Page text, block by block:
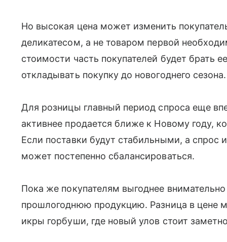
Но высокая цена может изменить
деликатесом, а не товаром первой
стоимости часть покупателей будет брать
откладывать покупку до новогоднего сезона.
Для розницы главный период спроса еще
активнее продается ближе к Новому году,
Если поставки будут стабильными, а спрос
может постепенно сбалансироваться.
Пока же покупателям выгоднее
прошлогоднюю продукцию. Разница в цене
икры горбуши, где новый улов стоит